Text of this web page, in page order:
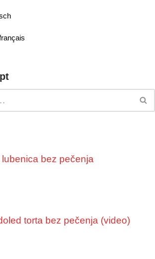
lubenica bez pečenja
torta bez pečenja (video)